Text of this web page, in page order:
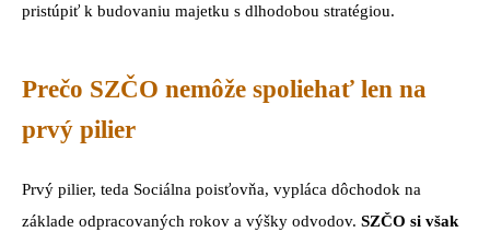
pristúpiť k budovaniu majetku s dlhodobou stratégiou.
Prečo SZČO nemôže spoliehať len na
prvý pilier
Prvý pilier, teda Sociálna poisťovňa, vypláca dôchodok na
základe odpracovaných rokov a výšky odvodov. SZČO si však